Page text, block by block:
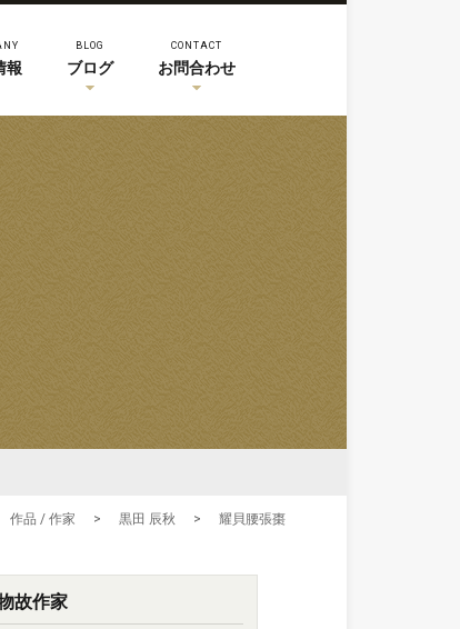
報
BLOG
ブログ
CONTACT
お問合わせ
作品 / 作家 > 黒田 辰秋 > 耀貝腰張棗
故作家